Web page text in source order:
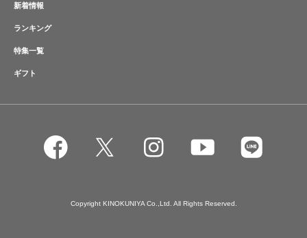
新着情報
ランキング
特集一覧
ギフト
Copyright KINOKUNIYA Co.,Ltd. All Rights Reserved.